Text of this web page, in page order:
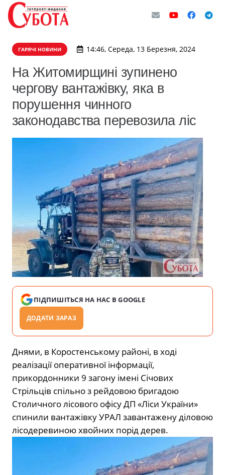
ГАРЯЧІ НОВИНИ 14:46, Середа, 13 Березня, 2024
На Житомирщині зупинено
чергову вантажівку, яка в
порушення чинного
законодавства перевозила ліс
ПІДПИШІТЬСЯ НА НАС В GOOGLE
ДОДАТИ ЗАРАЗ
Днями, в Коростенському районі, в ході
реалізації оперативної інформації,
прикордонники 9 загону імені Січових
Стрільців спільно з рейдовою бригадою
Столичного лісового офісу ДП «Ліси України»
спинили вантажівку УРАЛ завантажену діловою
лісодеревиною хвойних порід дерев.